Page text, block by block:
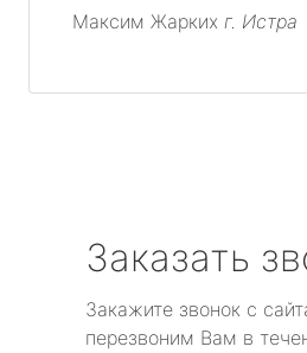
Максим Жарких г. Истра
Заказать
Закажите звонок с
перезвоним Вам в